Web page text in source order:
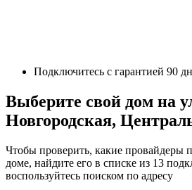
Подключитесь с гарантией 90
Выберите свой дом на
Новгородская,
Чтобы проверить, какие провайдеры
доме, найдите его в списке из 13
воспользуйтесь поиском по адресу